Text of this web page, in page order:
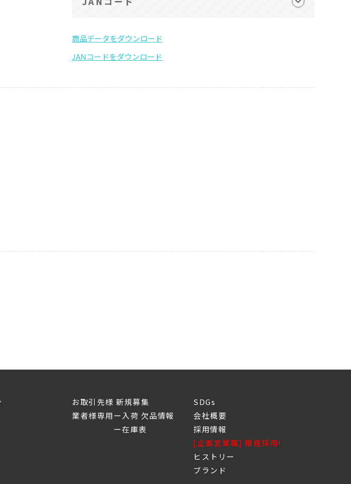
お取引先様 新規募集
業者様専用ー入荷 欠品情報
ー在庫表
SDGs
会社概要
採用情報
[企画営業職] 積極採用!
ヒストリー
ブランド